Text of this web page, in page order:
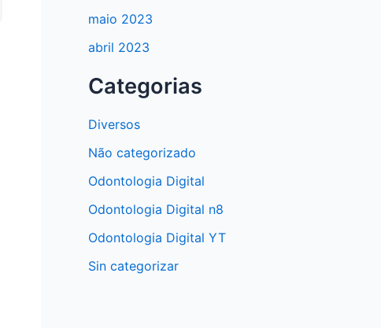
maio 2023
abril 2023
Categorias
Diversos
Não categorizado
Odontologia Digital
Odontologia Digital n8
Odontologia Digital YT
Sin categorizar